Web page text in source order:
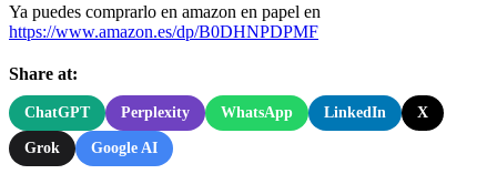
Ya puedes comprarlo en amazon en papel en
https://www.amazon.es/dp/B0DHNPDPMF
Share at:
ChatGPT Perplexity WhatsApp LinkedIn X
Grok Google AI